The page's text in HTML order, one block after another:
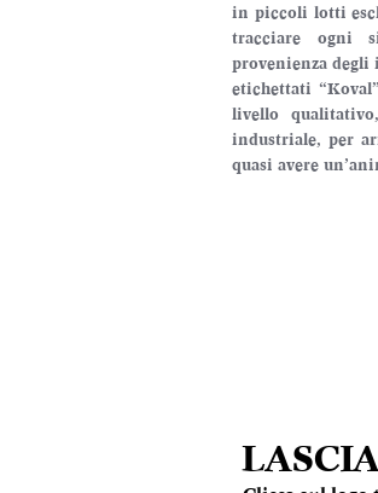
in piccoli lotti
tracciare ogni
provenienza
etichettati
livello
industriale, per
quasi avere